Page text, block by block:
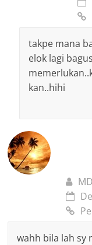
takpe mana
elok lagi
kan..hihi
wahh bila lah sy